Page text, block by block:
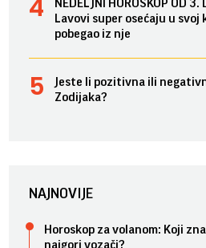
NEDELJNI HOROSKOP OD
Lavovi super osećaju u svoj
pobegao iz nje
Jeste li pozitivna ili
Zodijaka?
NAJNOVIJE
Horoskop za volanom: Koji
najgori vozači?